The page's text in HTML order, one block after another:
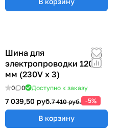
Шина для
электропроводки 1200
мм (230V x 3)
0 0 Доступно к заказу
7 039,50 руб.7 410 руб. -5%
В корзину